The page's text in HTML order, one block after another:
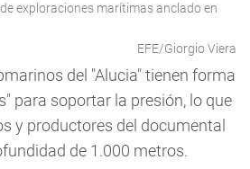
exploraciones marítimas anclado en
EFE/Giorgio Viera
del "Alucia" tienen forma
para soportar la presión, lo que
y productores del documental
de 1.000 metros.